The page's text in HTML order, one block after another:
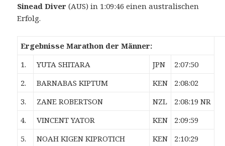
Sinead Diver (AUS) in 1:09:46 einen australischen
Erfolg.
Ergebnisse Marathon der Männer:
1.
YUTA SHITARA JPN
2:07:50
2.
BARNABAS KIPTUM KEN
2:08:02
3.
ZANE ROBERTSON NZL
2:08:19 NR
4.
VINCENT YATOR KEN
2:09:59
5.
NOAH KIGEN KIPROTICH KEN
2:10:29